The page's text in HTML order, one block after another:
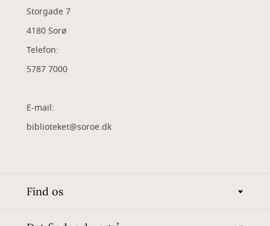
Storgade 7
4180 Sorø
Telefon:
5787 7000
E-mail:
biblioteket@soroe.dk
Find os